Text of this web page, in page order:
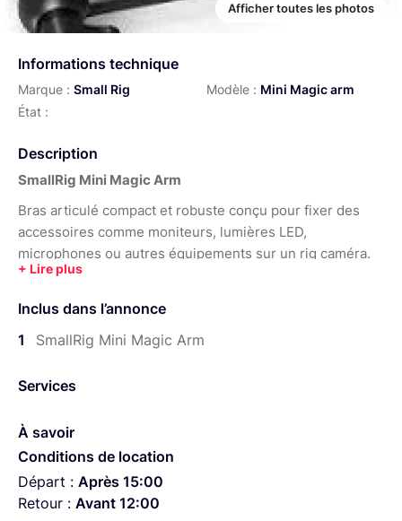
Afficher toutes les photos
Informations technique
Marque : Small Rig Modèle : Mini Magic arm
État :
Description
SmallRig Mini Magic Arm
Bras articulé compact et robuste conçu pour fixer des
accessoires comme moniteurs, lumières LED,
microphones ou autres équipements sur un rig caméra.
Réglage flexible avec verrouillage rapide pour un
configurations vidéo professionnelles.
Inclus dans l’annonce
1
SmallRig Mini Magic Arm
Services
À savoir
Conditions de location
Départ : Après 15:00
Retour : Avant 12:00